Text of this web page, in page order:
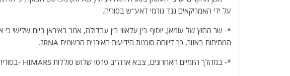
על ידי האמריקאים נגד גורמי דאע"ש בסוריה.
*- שר החוץ של עומאן, יוסוף בין עלאווי בין עבדולה, אמר באיראן ביום שלישי
המתיחות באזור, כך דיווחה סוכנות הידיעות האירנית הרשמית IRNA.
*- במהלך היומיים האחרונים, צבא ארה"ב פרסו שלוש סוללות HIMARS -בסוריה. טווח אפקטיבי כ- 300 ק"מ.